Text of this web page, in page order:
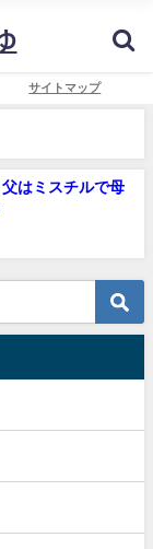
サイトマップ
はミスチルで母